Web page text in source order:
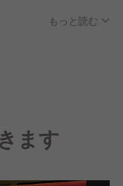
ただいています。
地よくご利用いた
もっと読む
ます